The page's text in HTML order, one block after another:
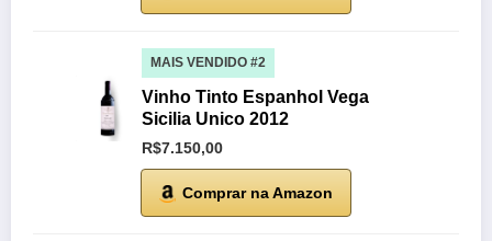
MAIS VENDIDO #2
Vinho Tinto Espanhol Vega
Sicilia Unico 2012
R$7.150,00
Comprar na Amazon